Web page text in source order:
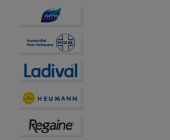
zu
Hierüber lassen sich
und Weise der Nutzung
mit deren Hilfe wir unsere
auch die Werbung auf
für Sie zu gestalten.
Daten hierfür teilweise an
soziale Medien